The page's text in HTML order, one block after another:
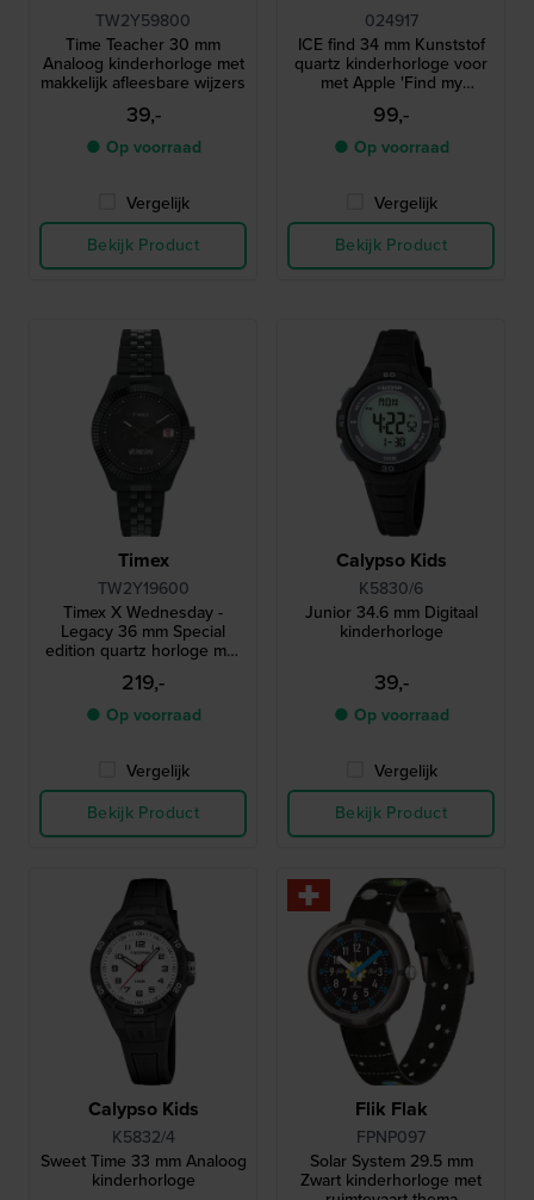
TW2Y59800
Time Teacher 30 mm
Analoog kinderhorloge met
makkelijk afleesbare wijzers
39,-
● Op voorraad
Vergelijk
Bekijk Product
024917
ICE find 34 mm Kunststof
quartz kinderhorloge voor
met Apple 'Find my
functionality'
99,-
● Op voorraad
Vergelijk
Bekijk Product
Timex
TW2Y19600
Timex X Wednesday -
Legacy 36 mm Special
edition quartz horloge met
uniek datumvenster
219,-
● Op voorraad
Vergelijk
Bekijk Product
Calypso Kids
K5830/6
Junior 34.6 mm Digitaal
kinderhorloge
39,-
● Op voorraad
Vergelijk
Bekijk Product
Calypso Kids
K5832/4
Sweet Time 33 mm Analoog
kinderhorloge
Flik Flak
FPNP097
Solar System 29.5 mm
Zwart kinderhorloge met